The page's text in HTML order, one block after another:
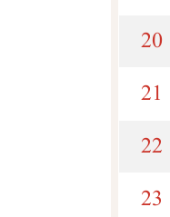
20
21
22
23